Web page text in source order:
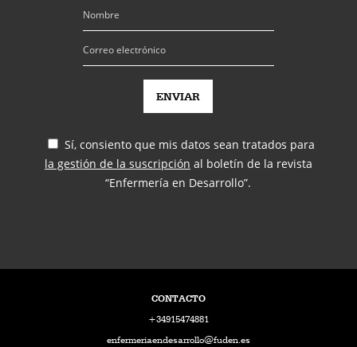
Sí, consiento que mis datos sean tratados para
la gestión de la suscripción al boletín de la revista
“Enfermería en Desarrollo”.
CONTACTO
+34915474881
enfermeriaendesarrollo@fuden.es